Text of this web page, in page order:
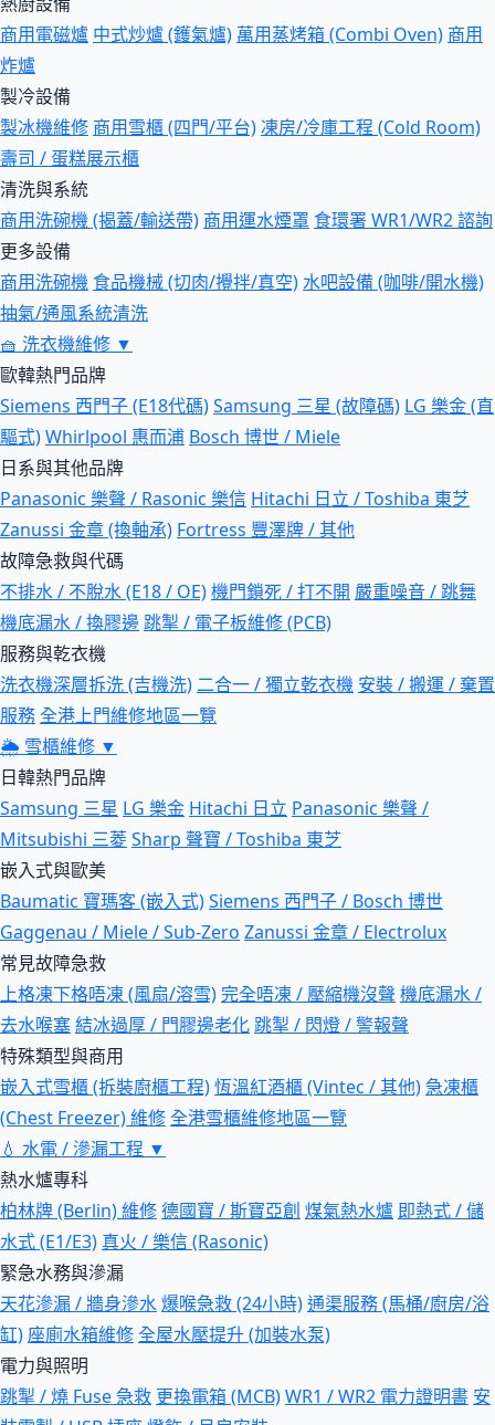
商用電磁爐 中式炒爐 (鑊氣爐) 萬用蒸烤箱 (Combi Oven) 商用
炸爐
製冷設備
製冰機維修 商用雪櫃 (四門/平台)凍房/冷庫工程 (Cold Room)
壽司 / 蛋糕展示櫃
清洗與系統
商用洗碗機 (揭蓋/輸送帶) 商用運水煙罩 食環署 WR1/WR2 諮詢
更多設備
商用洗碗機 食品機械 (切肉/攪拌/真空)水吧設備 (咖啡/開水機)
抽氣/通風系統清洗
🧺 洗衣機維修 ▼
歐韓熱門品牌
Siemens 西門子 (E18代碼)Samsung 三星 (故障碼) LG 樂金 (直
驅式)Whirlpool 惠而浦 Bosch 博世 / Miele
日系與其他品牌
Panasonic 樂聲 / Rasonic 樂信 Hitachi 日立 / Toshiba 東芝
Zanussi 金章 (換軸承) Fortress 豐澤牌 / 其他
故障急救與代碼
不排水 / 不脫水 (E18 / OE)機門鎖死 / 打不開 嚴重噪音 / 跳舞
機底漏水 / 換膠邊跳掣 / 電子板維修 (PCB)
服務與乾衣機
洗衣機深層拆洗 (吉機洗) 二合一 / 獨立乾衣機 安裝 / 搬運 / 棄置
服務全港上門維修地區一覽
🌦 雪櫃維修 ▼
日韓熱門品牌
Samsung 三星 LG 樂金 Hitachi 日立 Panasonic 樂聲 /
Mitsubishi 三菱Sharp 聲寶 / Toshiba 東芝
嵌入式與歐美
Baumatic 寶瑪客 (嵌入式)Siemens 西門子 / Bosch 博世
Gaggenau / Miele / Sub-Zero Zanussi 金章 / Electrolux
常見故障急救
上格凍下格唔凍 (風扇/溶雪)完全唔凍 / 壓縮機沒聲 機底漏水 /
去水喉塞結冰過厚 / 門膠邊老化跳掣 / 閃燈 / 警報聲
特殊類型與商用
嵌入式雪櫃 (拆裝廚櫃工程)恆溫紅酒櫃 (Vintec / 其他)急凍櫃
(Chest Freezer) 維修全港雪櫃維修地區一覽
💧 水電 / 滲漏工程 ▼
熱水爐專科
柏林牌 (Berlin) 維修德國寶 / 斯寶亞創 煤氣熱水爐 即熱式 / 儲
水式 (E1/E3) 真火 / 樂信 (Rasonic)
緊急水務與滲漏
天花滲漏 / 牆身滲水爆喉急救 (24小時)通渠服務 (馬桶/廚房/浴
缸) 座廁水箱維修全屋水壓提升 (加裝水泵)
電力與照明
跳掣 / 燒 Fuse 急救 更換電箱 (MCB)WR1 / WR2 電力證明書 安